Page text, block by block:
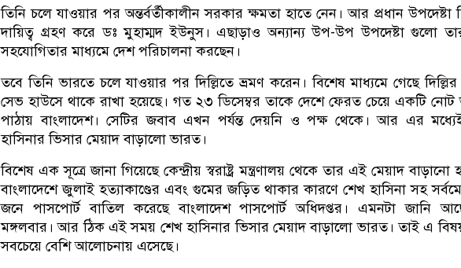
তিনি চলে যাওয়ার পর অন্তর্বর্তীকালীন সরকার ক্ষমতা হাতে নেন। আর প্রধান উপদেষ্টা
দায়িত্ব গ্রহণ করে ডঃ মুহাম্মদ ইউনুস। এছাড়াও অন্যান্য উপ-উপ উপদেষ্টা গুলো
সহযোগিতার মাধ্যমে দেশ পরিচালনা করছেন।
তবে তিনি ভারতে চলে যাওয়ার পর দিল্লিতে ভ্রমণ করেন। বিশেষ মাধ্যমে গেছে
সেভ হাউসে থাকে রাখা হয়েছে। গত ২৩ ডিসেম্বর তাকে দেশে ফেরত চেয়ে একটি নোট
পাঠায় বাংলাদেশ। সেটির জবাব এখন পর্যন্ত দেয়নি ও পক্ষ থেকে। আর এর
হাসিনার ভিসার মেয়াদ বাড়ালো ভারত।
বিশেষ এক সূত্রে জানা গিয়েছে কেন্দ্রীয় স্বরাষ্ট্র মন্ত্রণালয় থেকে তার এই মেয়াদ বাড়ানো
বাংলাদেশে জুলাই হত্যাকাণ্ডের এবং গুমের জড়িত থাকার কারণে শেখ হাসিনা সহ
জনে পাসপোর্ট বাতিল করেছে বাংলাদেশ পাসপোর্ট অধিদপ্তর। এমনটা জানি
মঙ্গলবার। আর ঠিক এই সময় শেখ হাসিনার ভিসার মেয়াদ বাড়ালো ভারত। তাই এ
সবচেয়ে বেশি আলোচনায় এসেছে।